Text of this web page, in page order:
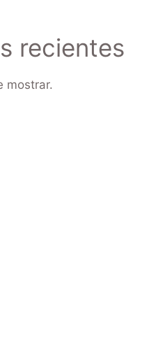
recientes
mostrar.